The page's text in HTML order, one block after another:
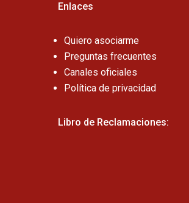
Enlaces
Quiero asociarme
Preguntas frecuentes
Canales oficiales
Política de privacidad
Libro de Reclamaciones: